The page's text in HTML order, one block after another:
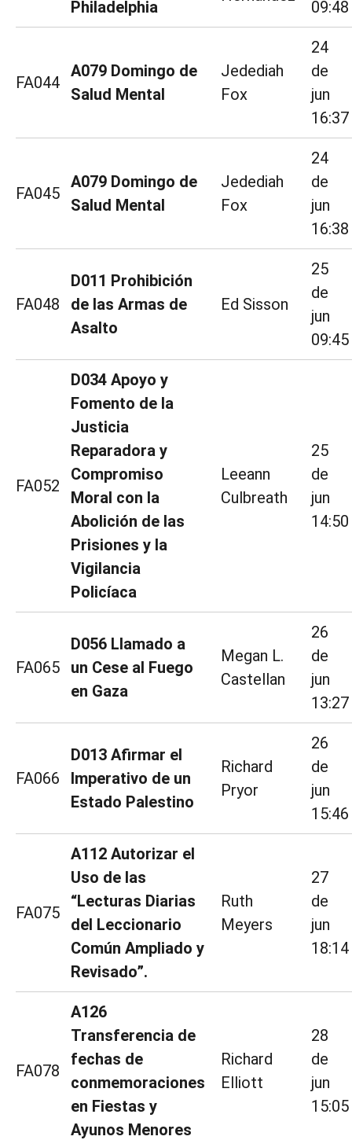
Philadelphia 09:48
FA044
A079 Domingo de
Salud Mental
Jedediah
Fox
24
de
jun
16:37
FA045
A079 Domingo de
Salud Mental
Jedediah
Fox
24
de
jun
16:38
FA048
D011 Prohibición
de las Armas de
Asalto
Ed Sisson
25
de
jun
09:45
FA052
D034 Apoyo y
Fomento de la
Justicia
Reparadora y
Compromiso
Moral con la
Abolición de las
Prisiones y la
Vigilancia
Policíaca
Leeann
Culbreath
25
de
jun
14:50
FA065
D056 Llamado a
un Cese al Fuego
en Gaza
Megan L.
Castellan
26
de
jun
13:27
FA066
D013 Afirmar el
Imperativo de un
Estado Palestino
Richard
Pryor
26
de
jun
15:46
FA075
A112 Autorizar el
Uso de las
“Lecturas Diarias
del Leccionario
Común Ampliado y
Revisado”.
Ruth
Meyers
27
de
jun
18:14
FA078
A126
Transferencia de
fechas de
conmemoraciones
en Fiestas y
Ayunos Menores
Richard
Elliott
28
de
jun
15:05